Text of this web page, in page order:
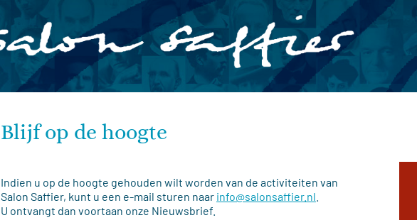
Blijf op de hoogte
Indien u op de hoogte gehouden wilt worden van de activiteiten van
Salon Saffier, kunt u een e-mail sturen naar info@salonsaffier.nl
U ontvangt dan voortaan onze Nieuwsbrief.